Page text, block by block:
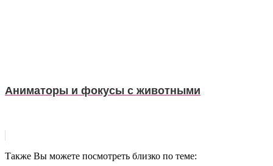
Аниматоры и фокусы с животными
Также Вы можете посмотреть близко по теме: